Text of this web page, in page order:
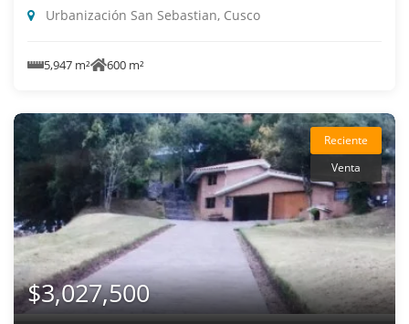
Urbanización San Sebastian, Cusco
5,947 m² 600 m²
Reciente
Venta
$3,027,500